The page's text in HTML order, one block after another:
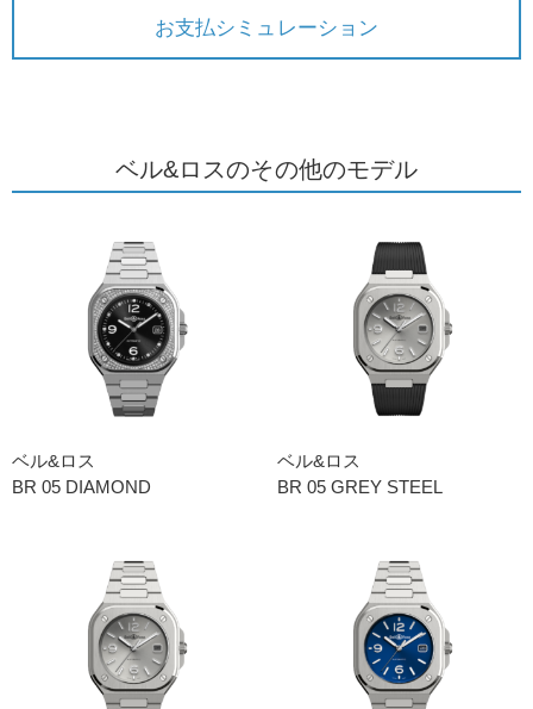
お支払シミュレーション
ベル&ロスのその他のモデル
ベル&ロス
BR 05 DIAMOND
ベル&ロス
BR 05 GREY STEEL